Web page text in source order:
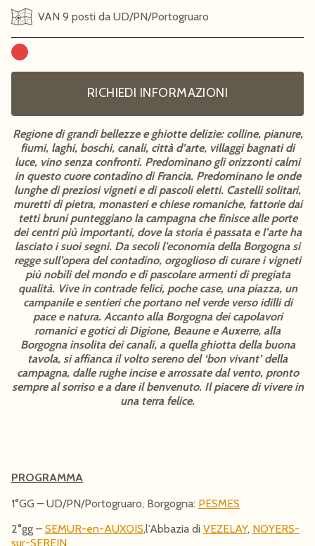
VAN 9 posti da UD/PN/Portogruaro
RICHIEDI INFORMAZIONI
Regione di grandi bellezze e ghiotte delizie: colline, pianure,
fiumi, laghi, boschi, canali, città d’arte, villaggi bagnati di
luce, vino senza confronti. Predominano gli orizzonti calmi
in questo cuore contadino di Francia. Predominano le onde
lunghe di preziosi vigneti e di pascoli eletti. Castelli solitari,
muretti di pietra, monasteri e chiese romaniche, fattorie dai
tetti bruni punteggiano la campagna che finisce alle porte
dei centri più importanti, dove la storia è passata e l’arte ha
lasciato i suoi segni. Da secoli l’economia della Borgogna si
regge sull’opera del contadino, orgoglioso di curare i vigneti
più nobili del mondo e di pascolare armenti di pregiata
qualità. Vive in contrade felici, poche case, una piazza, un
campanile e sentieri che portano nel verde verso idilli di
pace e natura. Accanto alla Borgogna dei capolavori
romanici e gotici di Digione, Beaune e Auxerre, alla
Borgogna insolita dei canali, a quella ghiotta della buona
tavola, si affianca il volto sereno del ‘bon vivant’ della
campagna, dalle rughe incise e arrossate dal vento, pronto
sempre al sorriso e a dare il benvenuto. Il piacere di vivere in
una terra felice.
PROGRAMMA
1°GG – UD/PN/Portogruaro, Borgogna: PESMES
2°gg – SEMUR-en-AUXOIS,l’Abbazia di VEZELAY, NOYERS-
sur-SEREIN